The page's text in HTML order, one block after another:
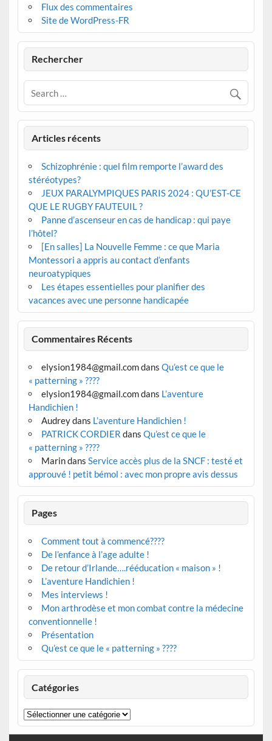
Flux des commentaires
Site de WordPress-FR
Rechercher
Articles récents
Schizophrénie : quel film remporte l’award des
stéréotypes?
JEUX PARALYMPIQUES PARIS 2024 : QU’EST-CE
QUE LE RUGBY FAUTEUIL ?
Panne d’ascenseur en cas de handicap : qui paye
l’hôtel?
[En salles] La Nouvelle Femme : ce que Maria
Montessori a appris au contact d’enfants
neuroatypiques
Les étapes essentielles pour planifier des
vacances avec une personne handicapée
Commentaires Récents
elysion1984@gmail.comdans Qu’est ce que le
« patterning » ????
elysion1984@gmail.comdans L’aventure
Handichien !
Audreydans L’aventure Handichien !
PATRICK CORDIER dans Qu’est ce que le
« patterning » ????
Marindans Service accès plus de la SNCF : testé et
approuvé ! petit bémol : avec mon propre avis dessus
Pages
Comment tout à commencé????
De l’enfance à l’age adulte !
De retour d’Irlande….rééducation « maison » !
L’aventure Handichien !
Mes interviews !
Mon arthrodèse et mon combat contre la médecine
conventionnelle !
Présentation
Qu’est ce que le « patterning » ????
Catégories
Catégories